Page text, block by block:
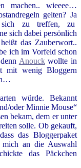
machen.. wieeee…
gelten? Ja
zu treffen, zu
sich dabei persönlich
das Zauberwort..
ich im Vorfeld schon
Anouckwollte in
mit wenig Bloggern
würde. Bekannt
oder Minnie Mouse“
bekam, dem er unter
solle. Ob gekauft,
das Bloggerpaket
an die Auswahl
das Päckchen